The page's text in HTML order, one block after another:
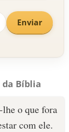
Enviar
da Bíblia
o que fora
com ele.